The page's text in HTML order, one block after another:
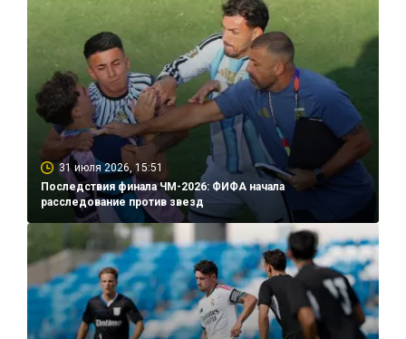
31 июля 2026, 15:51
Последствия финала ЧМ-2026: ФИФА начала
расследование против звезд